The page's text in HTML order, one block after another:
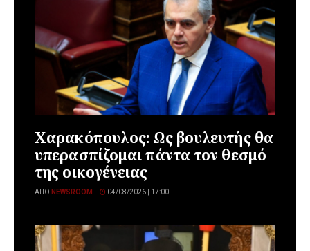
Χαρακόπουλος: Ως βουλευτής θα
υπερασπίζομαι πάντα τον θεσμό
της οικογένειας
ΑΠΌ NEWSROOM 04/08/2026 | 17:00